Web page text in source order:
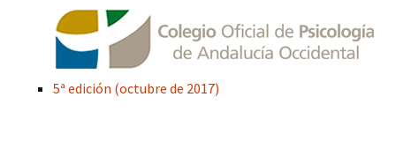
5ª edición (octubre de 2017)